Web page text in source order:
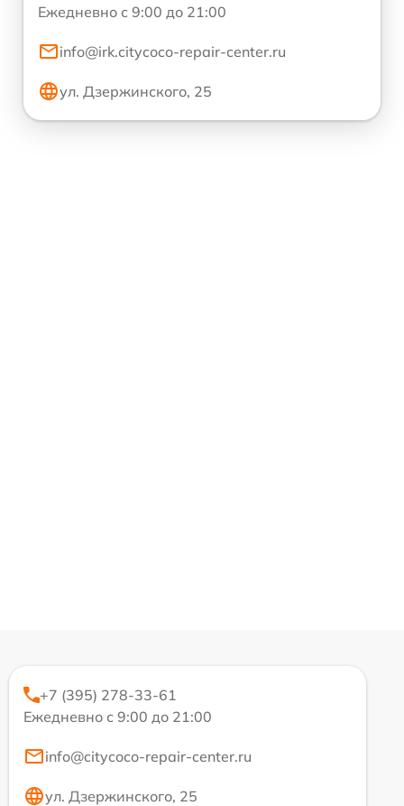
Ежедневно с 9:00 до 21:00
info@irk.citycoco-repair-center.ru
ул. Дзержинского, 25
+7 (395) 278-33-61
Ежедневно с 9:00 до 21:00
info@citycoco-repair-center.ru
ул. Дзержинского, 25